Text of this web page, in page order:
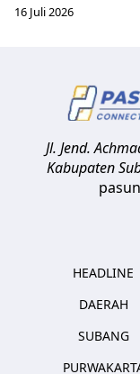
16 Juli 2026
Jl. Jend.
Kabupaten
HEADLINE
DAERAH
SUBANG